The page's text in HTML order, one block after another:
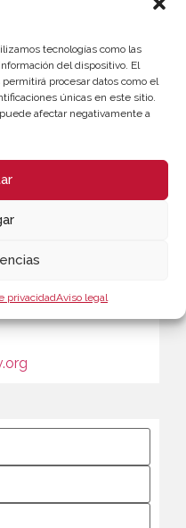
tecnologías como las
del dispositivo. El
procesar datos como el
únicas en este sitio.
afectar negativamente a
privacidadAviso legal
el voto electrónico no podrá